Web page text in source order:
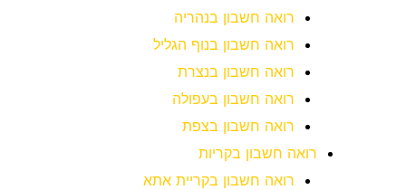
רואה חשבון בנהריה
רואה חשבון בנוף הגליל
רואה חשבון בנצרת
רואה חשבון בעפולה
רואה חשבון בצפת
רואה חשבון בקריות
רואה חשבון בקריית אתא